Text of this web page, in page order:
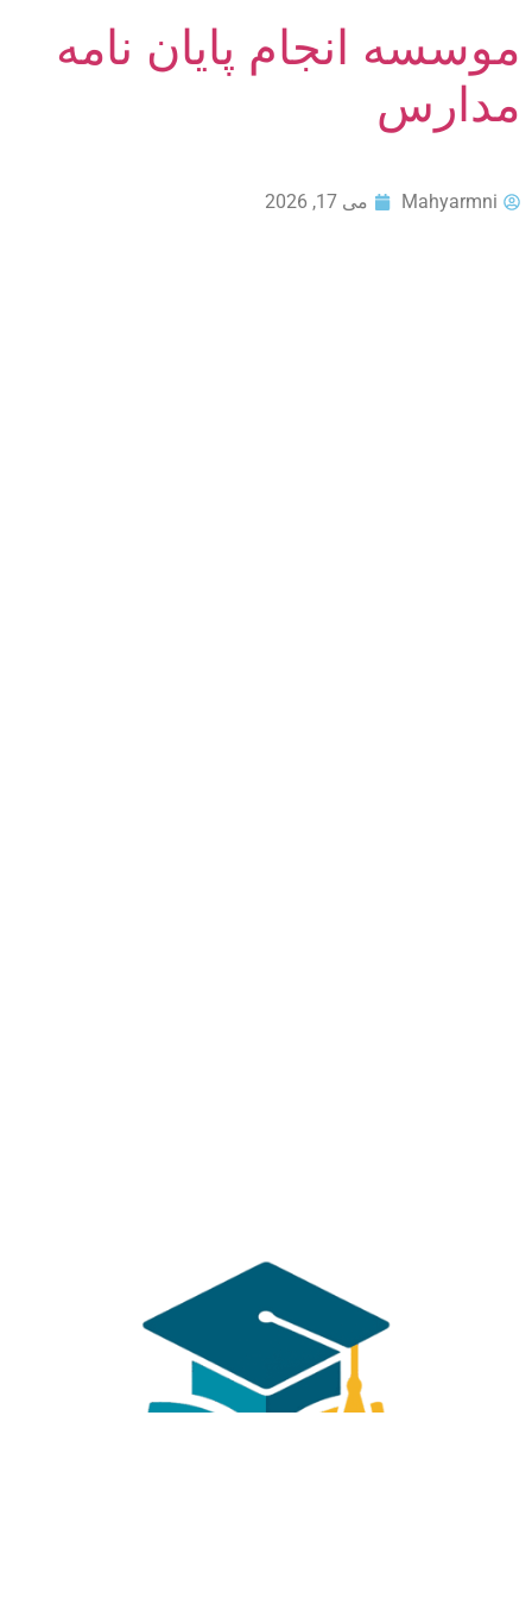
موسسه انجام پایان نامه
مدارس
Mahyarmni می 17, 2026